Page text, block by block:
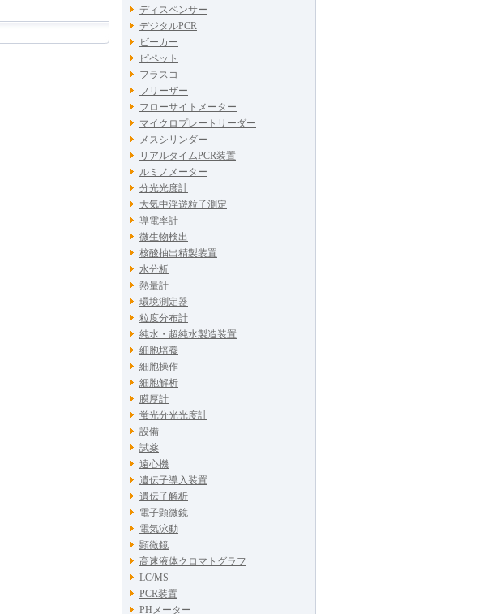
ディスペンサー
デジタルPCR
ビーカー
ピペット
フラスコ
フリーザー
フローサイトメーター
マイクロプレートリーダー
メスシリンダー
リアルタイムPCR装置
ルミノメーター
分光光度計
大気中浮遊粒子測定
導電率計
微生物検出
核酸抽出精製装置
水分析
熱量計
環境測定器
粒度分布計
純水・超純水製造装置
細胞培養
細胞操作
細胞解析
膜厚計
蛍光分光光度計
設備
試薬
遠心機
遺伝子導入装置
遺伝子解析
電子顕微鏡
電気泳動
顕微鏡
高速液体クロマトグラフ
LC/MS
PCR装置
PHメーター